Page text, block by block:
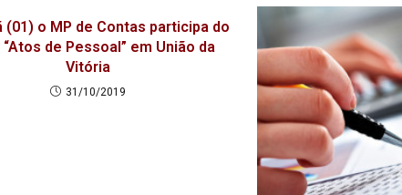
(01) o MP de Contas participa do
de Pessoal” em União da
Vitória
31/10/2019